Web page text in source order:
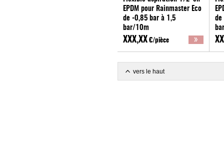
EPDM pour Rainmaster Eco
de -0,85 bar à 1,5
bar/10m
INTEWA
XXX,XX €/pièce
de
vers le haut